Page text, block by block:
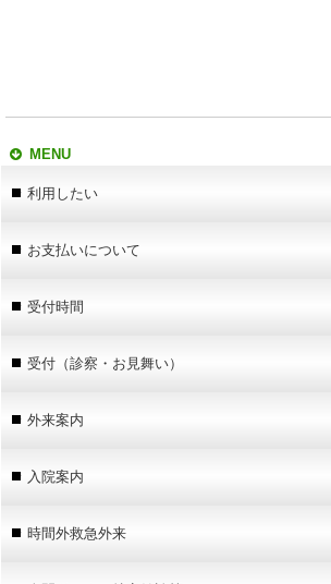
MENU
利用したい
お支払いについて
受付時間
受付（診察・お見舞い）
外来案内
入院案内
時間外救急外来